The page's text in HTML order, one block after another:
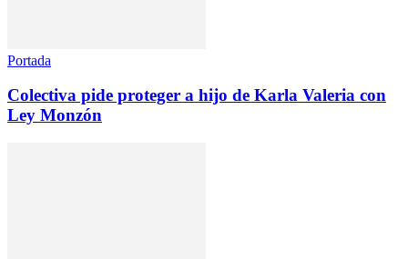
Portada
Colectiva pide proteger a hijo de Karla Valeria con
Ley Monzón